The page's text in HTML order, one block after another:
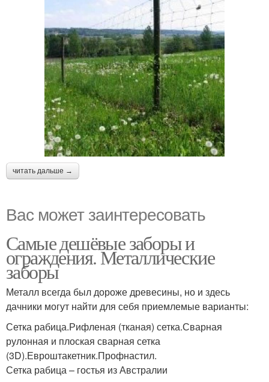
читать дальше →
Вас может заинтересовать
Самые дешёвые заборы и
ограждения. Металлические
заборы
Металл всегда был дороже древесины, но и здесь
дачники могут найти для себя приемлемые варианты:
Сетка рабица.Рифленая (тканая) сетка.Сварная
рулонная и плоская сварная сетка
(3D).Евроштакетник.Профнастил.
Сетка рабица – гостья из Австралии